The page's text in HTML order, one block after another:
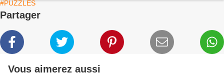
#PUZZLES
Partager
Vous aimerez aussi